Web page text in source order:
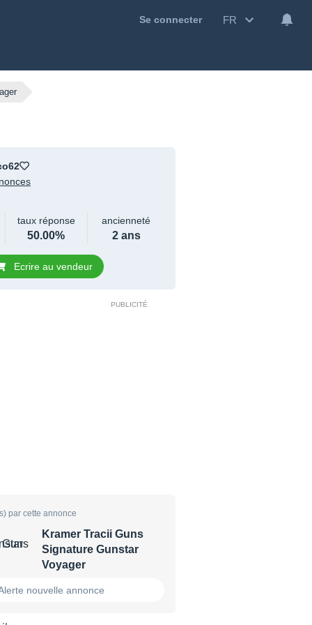
Se connecter FR
taux réponse
50.00%
ancienneté
2 ans
Ecrire au vendeur
par cette annonce
Kramer Tracii Guns
Signature Gunstar
Voyager
nouvelle annonce